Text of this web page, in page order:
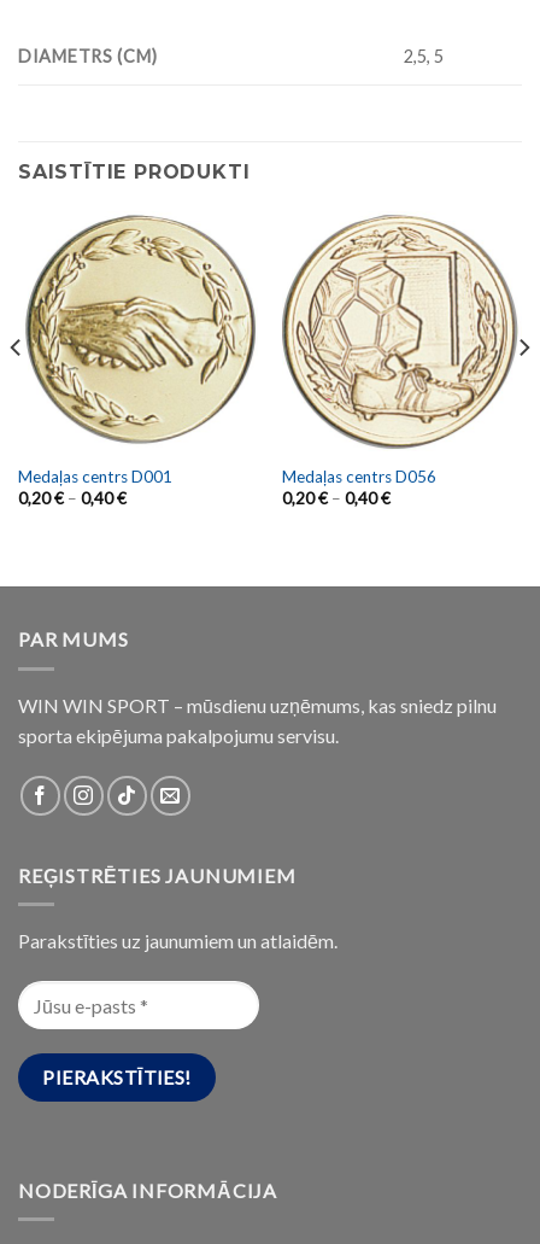
DIAMETRS (CM) 2,5, 5
SAISTĪTIE PRODUKTI
Medaļas centrs D001
0,20€– 0,40€
Medaļas centrs D056
0,20€– 0,40€
PAR MUMS
WIN WIN SPORT – mūsdienu uzņēmums, kas sniedz pilnu
sporta ekipējuma pakalpojumu servisu.
REĢISTRĒTIES JAUNUMIEM
Parakstīties uz jaunumiem un atlaidēm.
NODERĪGA INFORMĀCIJA